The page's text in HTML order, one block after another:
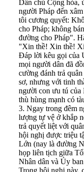
Dân chủ Cộng hòa,
người Pháp đến
tôi cương quyết:
cho Pháp; không
đường cho Pháp".
"Xin thề! Xin thề!
Đáp lời kêu gọi của
mọi người dân đã
cường đánh trả
sơ, nhưng với tinh
người con ưu tú của
thù hùng mạnh có
3. Ngay trong đêm
lượng tự vệ ở khắp
trả quyết liệt với
hội nghị được triệu
Lớn (nay là đường
họp liên tịch giữa
Nhân dân và Ủy
Trong hội nghị này,